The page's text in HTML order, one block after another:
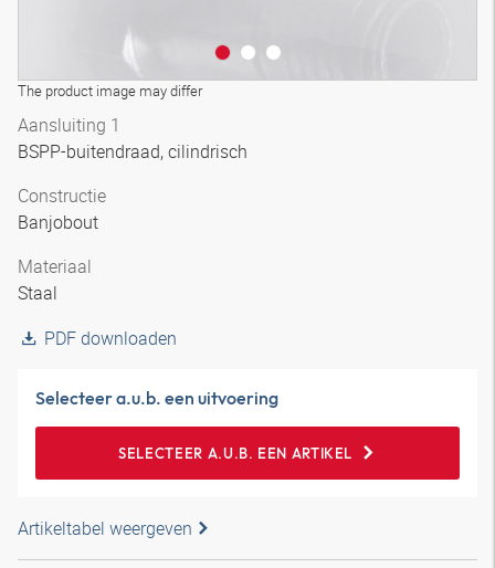
The product image may differ
Aansluiting 1
BSPP-buitendraad, cilindrisch
Constructie
Banjobout
Materiaal
Staal
PDF downloaden
Selecteer a.u.b. een uitvoering
SELECTEER A.U.B. EEN ARTIKEL
Artikeltabel weergeven